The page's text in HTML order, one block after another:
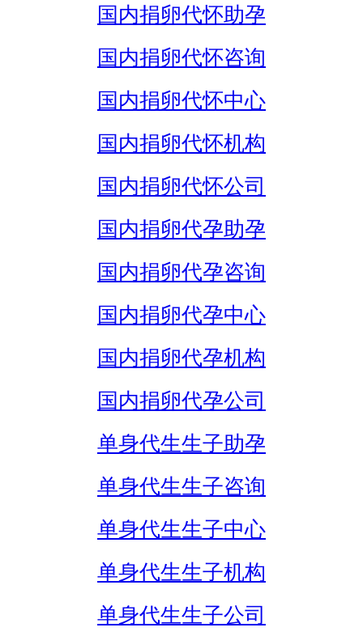
国内捐卵代怀助孕
国内捐卵代怀咨询
国内捐卵代怀中心
国内捐卵代怀机构
国内捐卵代怀公司
国内捐卵代孕助孕
国内捐卵代孕咨询
国内捐卵代孕中心
国内捐卵代孕机构
国内捐卵代孕公司
单身代生生子助孕
单身代生生子咨询
单身代生生子中心
单身代生生子机构
单身代生生子公司